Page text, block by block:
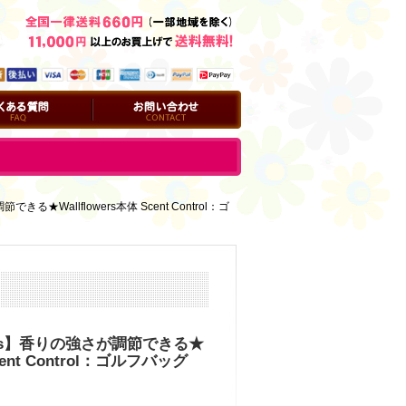
お問い合わせ
節できる★Wallflowers本体 Scent Control：ゴ
】香りの強さが調節できる★
Control：ゴルフバッグ